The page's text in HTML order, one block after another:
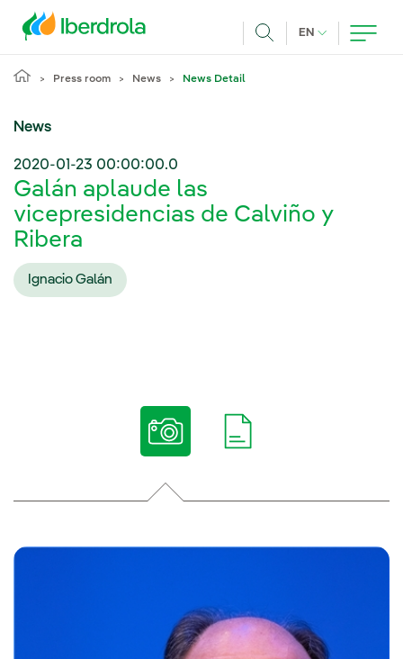
EN CURRENT
Press room News News Detail
News
2020-01-23 00:00:00.0
Galán aplaude las
vicepresidencias de Calviño y
Ribera
Ignacio Galán